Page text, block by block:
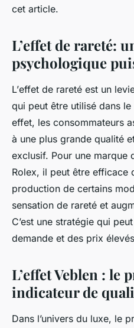
cet article.
L’effet de rareté:
psychologique
L’effet de rareté est un
qui peut être utilisé dans
effet, les consommateurs
à une plus grande qualité
exclusif. Pour une marque
Rolex, il peut être efficace
production de certains
sensation de rareté et
C’est une stratégie qui
demande et des prix
L’effet Veblen : le
indicateur de
Dans l’univers du luxe, le